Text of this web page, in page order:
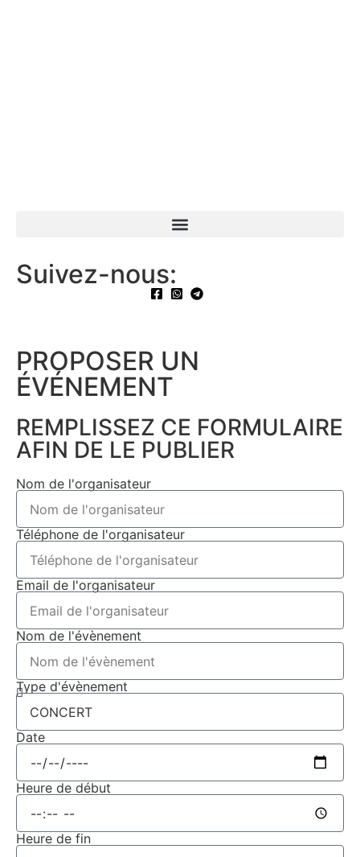
Suivez-nous:
PROPOSER UN
ÉVÉNEMENT​
REMPLISSEZ CE FORMULAIRE
AFIN DE LE PUBLIER
Nom de l'organisateur
Téléphone de l'organisateur
Email de l'organisateur
Nom de l'évènement
Type d'évènement
Date
Heure de début
Heure de fin